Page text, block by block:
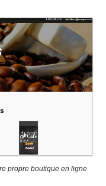
propre boutique en ligne